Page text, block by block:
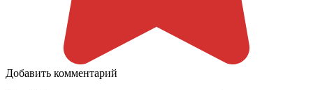
Добавить комментарий